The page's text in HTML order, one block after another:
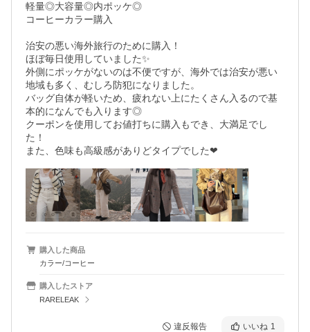
軽量◎大容量◎内ポッケ◎
コーヒーカラー購入
治安の悪い海外旅行のために購入！
ほぼ毎日使用していました✨
外側にポッケがないのは不便ですが、海外では治安が悪い
地域も多く、むしろ防犯になりました。
バッグ自体が軽いため、疲れない上にたくさん入るので基
本的になんでも入ります◎
クーポンを使用してお値打ちに購入もでき、大満足でし
た！
また、色味も高級感がありどタイプでした❤︎
購入した商品
カラー/コーヒー
購入したストア
RARELEAK
違反報告 いいね 1